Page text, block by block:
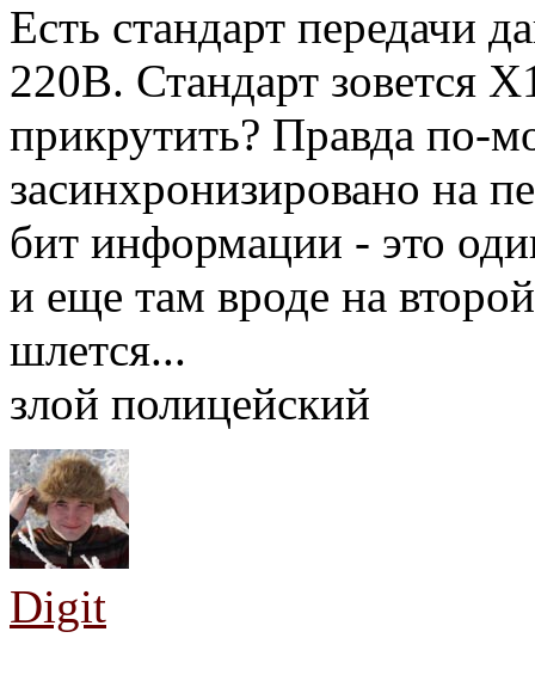
Есть стандарт передачи
220В. Стандарт зовется
прикрутить? Правда по-
засинхронизировано на
бит информации - это
и еще там вроде на
шлется...
злой полицейский
Digit